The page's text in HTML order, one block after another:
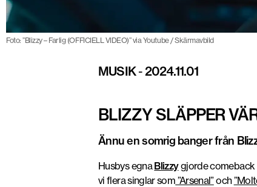
Foto: ”Blizzy – Farlig (OFFICIELL VIDEO)” via Youtube / Skärmavbild
MUSIK- 2024.11.01
BLIZZY SLÄPPER
Ännu en somrig banger från
Husbys egnaBlizzygjorde comeback
vi flera singlar som ”Arsenal”och